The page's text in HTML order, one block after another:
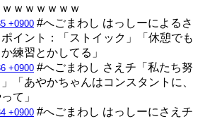
ｗｗｗｗｗｗ
+0900 #へごまわし はっしーによるさ
イント：「ストイック」「休憩でも
練習とかしてる」
+0900 #へごまわし さえチ「私たち努
「あやかちゃんはコンスタントに、
て」
+0900 #へごまわし はっしーにさえチ